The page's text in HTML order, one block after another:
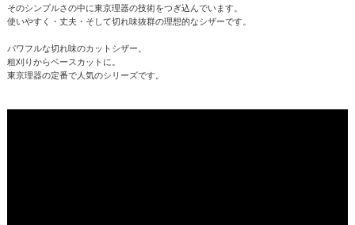
そのシンプルさの中に東京理器の技術をつぎ込んでいます。
使いやすく・丈夫・そして切れ味抜群の理想的なシザーです。
パワフルな切れ味のカットシザー。
粗刈りからベースカットに。
東京理器の定番で人気のシリーズです。